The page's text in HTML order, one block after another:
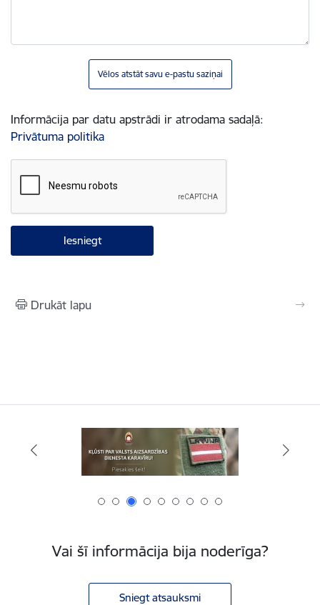
Vēlos atstāt savu e-pastu saziņai
Informācija par datu apstrādi ir atrodama sadaļā:
Privātuma politika
Drukāt lapu
Vai šī informācija bija noderīga?
Sniegt atsauksmi